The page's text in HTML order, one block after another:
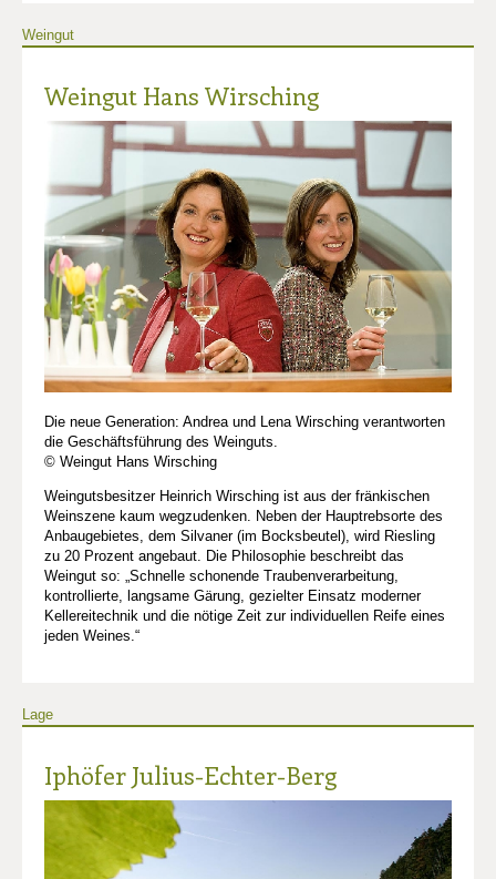
Weingut
Weingut Hans Wirsching
Die neue Generation: Andrea und Lena Wirsching verantworten
die Geschäftsführung des Weinguts.
© Weingut Hans Wirsching
Weingutsbesitzer Heinrich Wirsching ist aus der fränkischen
Weinszene kaum wegzudenken. Neben der Hauptrebsorte des
Anbaugebietes, dem Silvaner (im Bocksbeutel), wird Riesling
zu 20 Prozent angebaut. Die Philosophie beschreibt das
Weingut so: „Schnelle schonende Traubenverarbeitung,
kontrollierte, langsame Gärung, gezielter Einsatz moderner
Kellereitechnik und die nötige Zeit zur individuellen Reife eines
jeden Weines.“
Lage
Iphöfer Julius-Echter-Berg